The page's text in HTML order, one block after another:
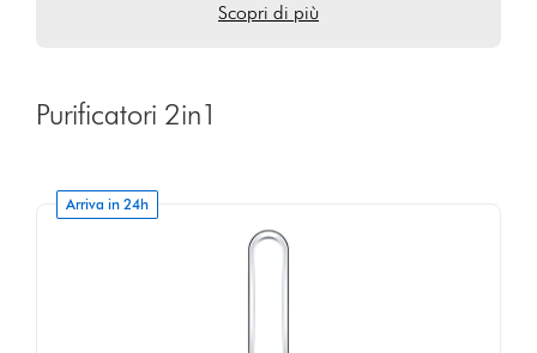
Scopri di più
Purificatori 2in1
Arriva in 24h